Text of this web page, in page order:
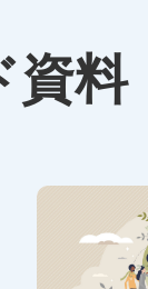
資料